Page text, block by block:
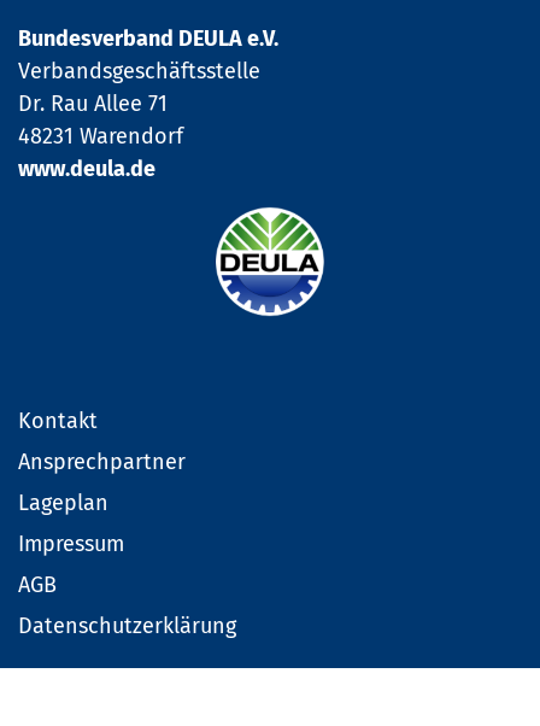
Bundesverband DEULA e.V.
Verbandsgeschäftsstelle
Dr. Rau Allee 71
48231 Warendorf
www.deula.de
Kontakt
Ansprechpartner
Lageplan
Impressum
AGB
Datenschutzerklärung